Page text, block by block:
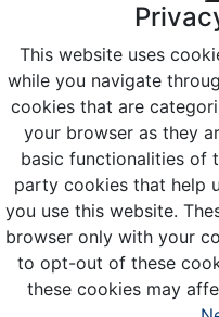
This website uses
while you navigate
cookies that are
your browser as they
basic functionalities of
party cookies that help
you use this website.
browser only with your
to opt-out of these
these cookies may